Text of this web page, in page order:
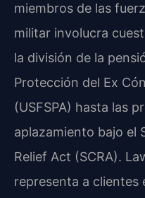
miembros de las
militar involucra
la división de la
Protección del Ex
(USFSPA) hasta las
aplazamiento bajo el
Relief Act (SCRA).
representa a clientes